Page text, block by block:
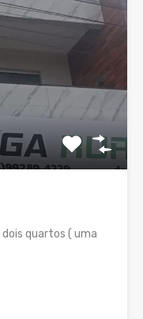
quartos ( uma